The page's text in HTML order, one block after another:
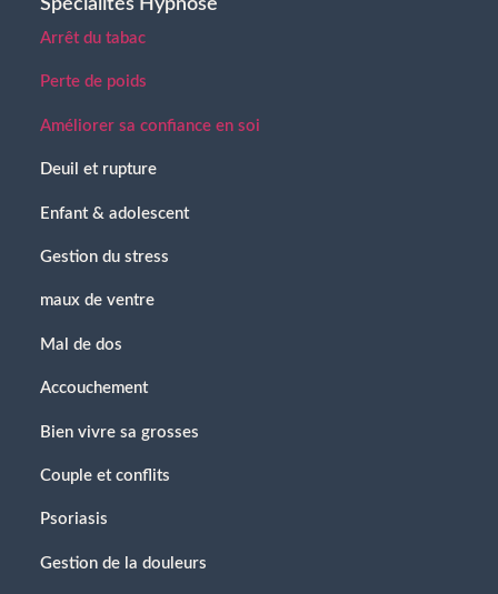
Spécialités Hypnose
Arrêt du tabac
Perte de poids
Améliorer sa confiance en soi
Deuil et rupture
Enfant & adolescent
Gestion du stress
maux de ventre
Mal de dos
Accouchement
Bien vivre sa grosses
Couple et conflits
Psoriasis
Gestion de la douleurs